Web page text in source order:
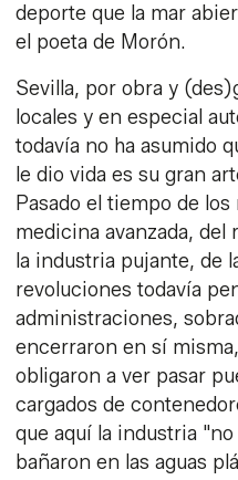
deporte que la mar
el poeta de Morón.
Sevilla, por obra y
locales y en especial
todavía no ha asumido
le dio vida es su gran
Pasado el tiempo de
medicina avanzada, del
la industria pujante, de
revoluciones todavía
administraciones,
encerraron en sí
obligaron a ver pasar
cargados de
que aquí la industria
bañaron en las aguas